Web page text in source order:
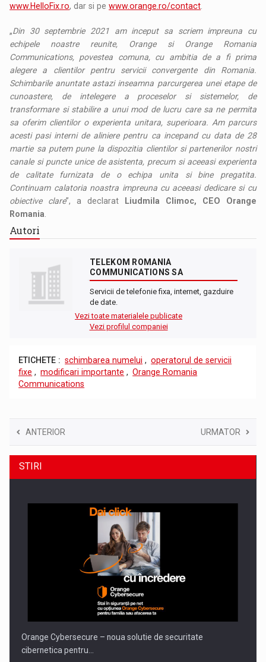
www.HelloFix.ro, dar si pewww.orange.ro/contact
„Din 30 septembrie 2021 am inceput sa scriem impreuna cu
echipele noastre reunite, Orange si Orange Romania
Communications, povestea comuna, cu ambitia de a fi prima
alegere a clientilor pentru servicii convergente din Romania.
Schimbarile anuntate astazi inseamna parcurgerea unei etape de
cunoastere, de intelegere a proceselor si sistemelor, de
transformare si stabilire a unui mod de lucru care sa ne permita
sa oferim clientilor o experienta unitara, superioara. Am parcurs
acesti pasi interni de aliniere pentru ca incepand cu data de 28
martie sa putem pune la dispozitia clientilor si partenerilor nostri
canale si puncte unice de asistenta, precum si aceeasi experienta
de calitate furnizata de o echipa unita si bine pregatita.
Continuam calatoria noastra impreuna cu aceeasi dedicare si cu
obiective clare”, a declarat
Liudmila Climoc, CEO Orange
Romania
Autori
TELEKOM ROMANIA
COMMUNICATIONS SA
Servicii de telefonie fixa, internet, gazduire
de date.
Vezi toate materialele publicate
Vezi profilul companiei
ETICHETE : schimbarea numelui , operatorul de servicii
fixe , modificari importante , Orange Romania
Communications
ANTERIOR URMATOR
STIRI
Orange Cybersecure – noua solutie de securitate
cibernetica pentru…